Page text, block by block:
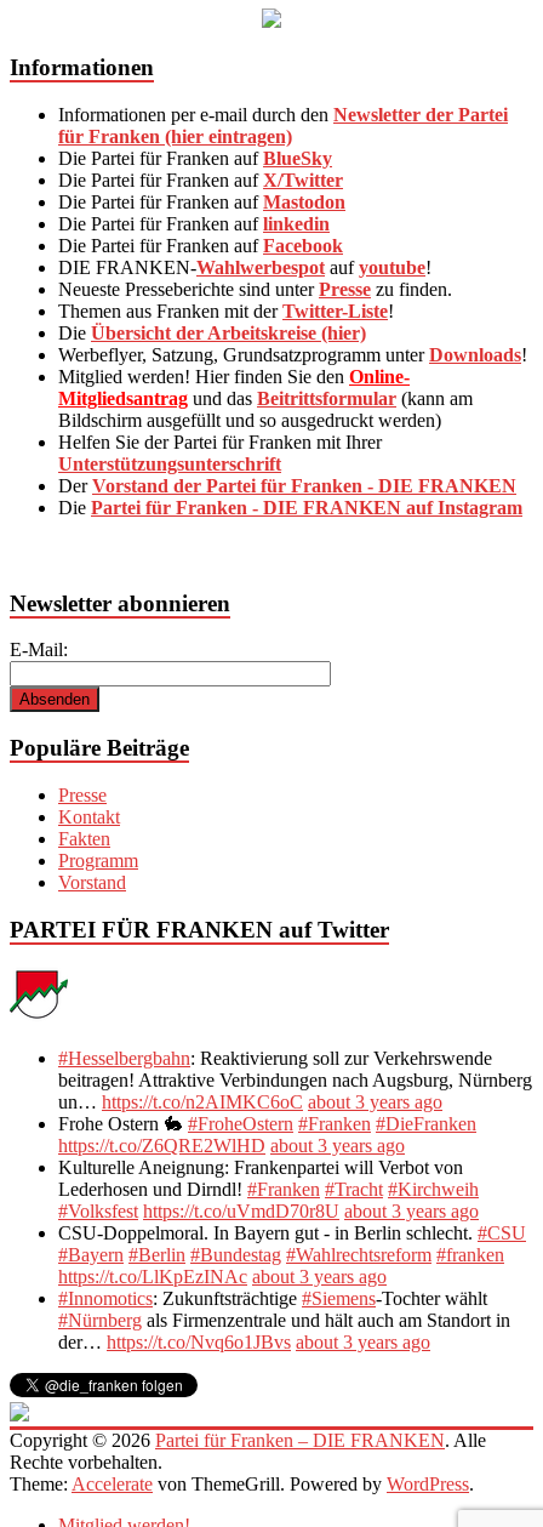
Informationen
Informationen per e-mail durch den Newsletter der Partei
für Franken (hier eintragen)
Die Partei für Franken aufBlueSky
Die Partei für Franken aufX/Twitter
Die Partei für Franken aufMastodon
Die Partei für Franken auflinkedin
Die Partei für Franken aufFacebook
DIE FRANKEN-Wahlwerbespot aufyoutube!
Neueste Presseberichte sind unterPresse zu finden.
Themen aus Franken mit derTwitter-Liste!
Die Übersicht der Arbeitskreise (hier)
Werbeflyer, Satzung, Grundsatzprogramm unterDownloads!
Mitglied werden! Hier finden Sie den Online-
Mitgliedsantrag und das Beitrittsformular (kann am
Bildschirm ausgefüllt und so ausgedruckt werden)
Helfen Sie der Partei für Franken mit Ihrer
Unterstützungsunterschrift
DerVorstand der Partei für Franken - DIE FRANKEN
Die Partei für Franken - DIE FRANKEN auf Instagram
Newsletter abonnieren
E-Mail:
Populäre Beiträge
Presse
Kontakt
Fakten
Programm
Vorstand
PARTEI FÜR FRANKEN auf Twitter
#Hesselbergbahn: Reaktivierung soll zur Verkehrswende
beitragen! Attraktive Verbindungen nach Augsburg, Nürnberg
un… https://t.co/n2AIMKC6oC about 3 years ago
Frohe Ostern 🐇 #FroheOstern #Franken #DieFranken
https://t.co/Z6QRE2WlHD about 3 years ago
Kulturelle Aneignung: Frankenpartei will Verbot von
Lederhosen und Dirndl! #Franken #Tracht #Kirchweih
#Volksfest https://t.co/uVmdD70r8U about 3 years ago
CSU-Doppelmoral. In Bayern gut - in Berlin schlecht. #CSU
#Bayern #Berlin #Bundestag #Wahlrechtsreform #franken
https://t.co/LlKpEzINAc about 3 years ago
#Innomotics: Zukunftsträchtige #Siemens-Tochter wählt
#Nürnberg als Firmenzentrale und hält auch am Standort in
der… https://t.co/Nvq6o1JBvs about 3 years ago
Copyright © 2026 Partei für Franken – DIE FRANKEN. Alle
Rechte vorbehalten.
Theme: Accelerate von ThemeGrill. Powered by WordPress.